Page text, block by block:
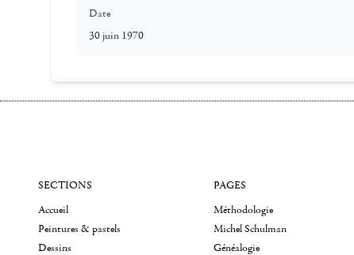
Date
30 juin 1970
SECTIONS
Accueil
Peintures & pastels
Dessins
PAGES
Méthodologie
Michel Schulman
Généalogie